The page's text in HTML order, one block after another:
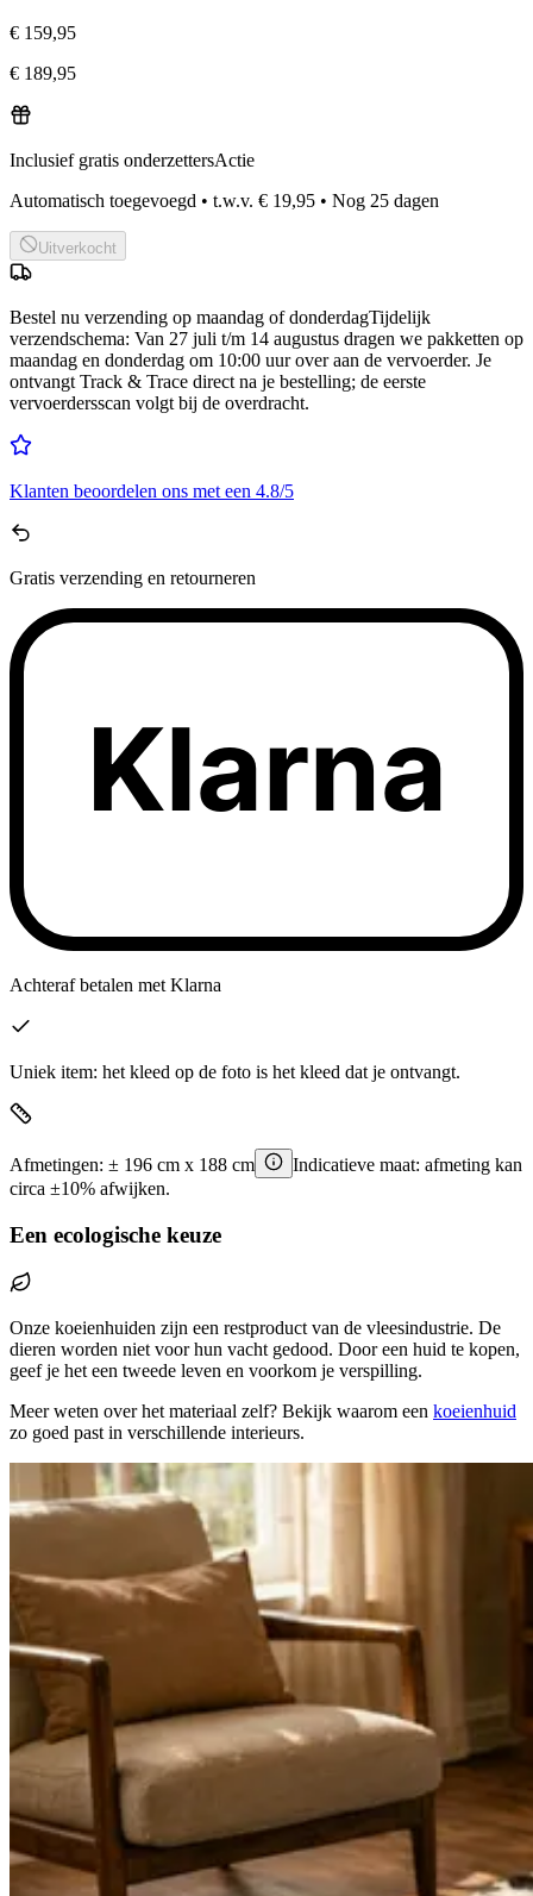
€ 159,95
€ 189,95
Inclusief gratis onderzettersActie
Automatisch toegevoegd • t.w.v. € 19,95 • Nog 25 dagen
Uitverkocht
Bestel nu verzending op maandag of donderdagTijdelijk
verzendschema: Van 27 juli t/m 14 augustus dragen we pakketten op
maandag en donderdag om 10:00 uur over aan de vervoerder. Je
ontvangt Track & Trace direct na je bestelling; de eerste
vervoerdersscan volgt bij de overdracht.
Klanten beoordelen ons met een 4.8/5
Gratis verzending en retourneren
Klarna
Achteraf betalen met Klarna
Uniek item: het kleed op de foto is het kleed dat je ontvangt.
Afmetingen: ± 196 cm x 188 cm
Indicatieve maat: afmeting kan
circa ±10% afwijken.
Een ecologische keuze
Onze koeienhuiden zijn een restproduct van de vleesindustrie. De
dieren worden niet voor hun vacht gedood. Door een huid te kopen,
geef je het een tweede leven en voorkom je verspilling.
Meer weten over het materiaal zelf? Bekijk waarom een koeienhuid
zo goed past in verschillende interieurs.